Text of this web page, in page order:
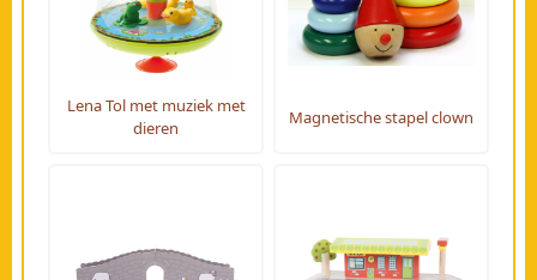
Lena Tol met muziek met
dieren
Magnetische stapel clown